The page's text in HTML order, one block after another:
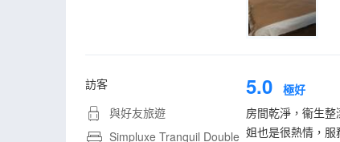
訪客
與好友旅遊
Simpluxe Tranquil Double
5.0 極好
房間乾淨，衞生
姐也是很熱情，服